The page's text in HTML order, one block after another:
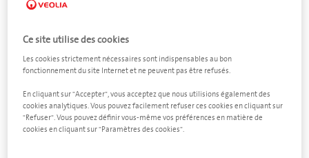
Pare-chocs
Conteneur ouvert 15 m³
Ce site utilise des cookies
Les cookies strictement nécessaires sont indispensables au bon
fonctionnement du site Internet et ne peuvent pas être refusés.
En cliquant sur "Accepter", vous acceptez que nous utilisions également des
cookies analytiques. Vous pouvez facilement refuser ces cookies en cliquant sur
"Refuser". Vous pouvez définir vous-même vos préférences en matière de
cookies en cliquant sur "Paramètres des cookies".